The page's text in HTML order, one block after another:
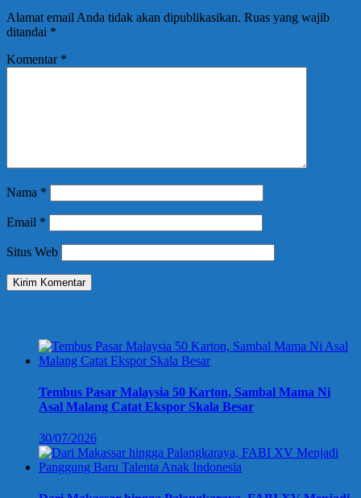
Alamat email Anda tidak akan dipublikasikan. Ruas yang wajib
ditandai *
Komentar *
Nama *
Email *
Situs Web
Tembus Pasar Malaysia 50 Karton, Sambal Mama Ni
Asal Malang Catat Ekspor Skala Besar
30/07/2026